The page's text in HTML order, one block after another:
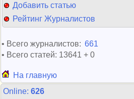
Добавить статью
Рейтинг Журналистов
• Всего журналистов: 661
• Всего статей: 13641 + 0
На главную
Online: 626